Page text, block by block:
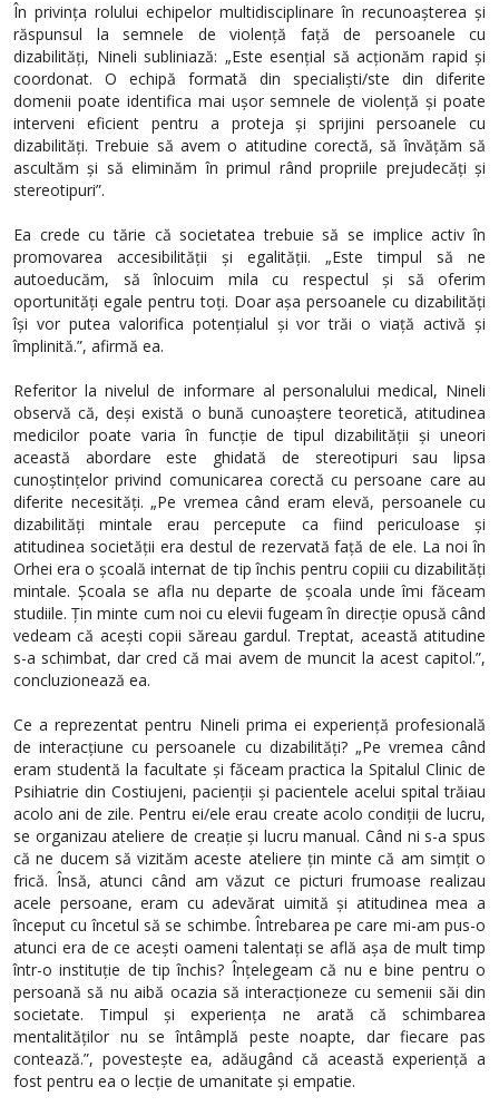
În privința rolului echipelor multidisciplinare în recunoașterea și
răspunsul la semnele de violență față de persoanele cu
dizabilități, Nineli subliniază: „Este esențial să acționăm rapid și
coordonat. O echipă formată din specialiști/ste din diferite
domenii poate identifica mai ușor semnele de violență și poate
interveni eficient pentru a proteja și sprijini persoanele cu
dizabilități. Trebuie să avem o atitudine corectă, să învățăm să
ascultăm și să eliminăm în primul rând propriile prejudecăți și
stereotipuri”.
Ea crede cu tărie că societatea trebuie să se implice activ în
promovarea accesibilității și egalității. „Este timpul să ne
autoeducăm, să înlocuim mila cu respectul și să oferim
oportunități egale pentru toți. Doar așa persoanele cu dizabilități
își vor putea valorifica potențialul și vor trăi o viață activă și
împlinită.”, afirmă ea.
Referitor la nivelul de informare al personalului medical, Nineli
observă că, deși există o bună cunoaștere teoretică, atitudinea
medicilor poate varia în funcție de tipul dizabilității și uneori
această abordare este ghidată de stereotipuri sau lipsa
cunoștințelor privind comunicarea corectă cu persoane care au
diferite necesități. „Pe vremea când eram elevă, persoanele cu
dizabilități mintale erau percepute ca fiind periculoase și
atitudinea societății era destul de rezervată față de ele. La noi în
Orhei era o școală internat de tip închis pentru copiii cu dizabilități
mintale. Școala se afla nu departe de școala unde îmi făceam
studiile. Țin minte cum noi cu elevii fugeam în direcție opusă când
vedeam că acești copii săreau gardul. Treptat, această atitudine
s-a schimbat, dar cred că mai avem de muncit la acest capitol.”,
concluzionează ea.
Ce a reprezentat pentru Nineli prima ei experiență profesională
de interacțiune cu persoanele cu dizabilități? „Pe vremea când
eram studentă la facultate și făceam practica la Spitalul Clinic de
Psihiatrie din Costiujeni, pacienții și pacientele acelui spital trăiau
acolo ani de zile. Pentru ei/ele erau create acolo condiții de lucru,
se organizau ateliere de creație și lucru manual. Când ni s-a spus
că ne ducem să vizităm aceste ateliere țin minte că am simțit o
frică. Însă, atunci când am văzut ce picturi frumoase realizau
acele persoane, eram cu adevărat uimită și atitudinea mea a
început cu încetul să se schimbe. Întrebarea pe care mi-am pus-o
atunci era de ce acești oameni talentați se află așa de mult timp
într-o instituție de tip închis? Înțelegeam că nu e bine pentru o
persoană să nu aibă ocazia să interacționeze cu semenii săi din
societate. Timpul și experiența ne arată că schimbarea
mentalităților nu se întâmplă peste noapte, dar fiecare pas
contează.”, povestește ea, adăugând că această experiență a
fost pentru ea o lecție de umanitate și empatie.